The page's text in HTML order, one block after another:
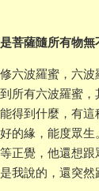
菩薩隨所有物無
六波羅蜜，六
所有六波羅蜜
得到什麼，有
的緣，能度眾
正覺，他還想
我說的，還突然